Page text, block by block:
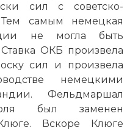
сил с советско-
Тем самым немецкая
не могла быть
ОКБ произвела
сил и произвела
немецкими
Фельдмаршал
был заменен
Вскоре Клюге